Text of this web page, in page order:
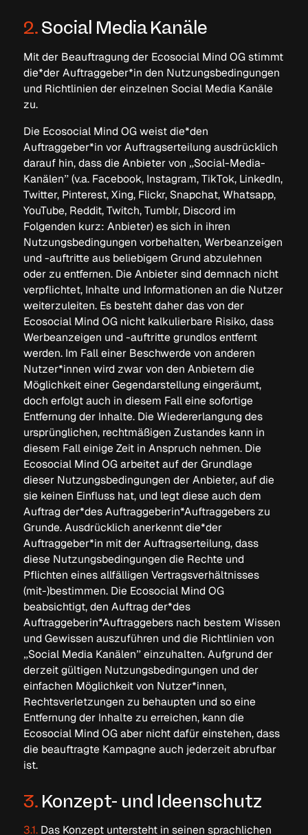
2.Social Media Kanäle
Mit der Beauftragung der Ecosocial Mind OG stimmt
die*der Auftraggeber*in den Nutzungsbedingungen
und Richtlinien der einzelnen Social Media Kanäle
zu.
Die Ecosocial Mind OG weist die*den
Auftraggeber*in vor Auftragserteilung ausdrücklich
darauf hin, dass die Anbieter von „Social-Media-
Kanälen” (v.a. Facebook, Instagram, TikTok, LinkedIn,
Twitter, Pinterest, Xing, Flickr, Snapchat, Whatsapp,
YouTube, Reddit, Twitch, Tumblr, Discord im
Folgenden kurz: Anbieter) es sich in ihren
Nutzungsbedingungen vorbehalten, Werbeanzeigen
und -auftritte aus beliebigem Grund abzulehnen
oder zu entfernen. Die Anbieter sind demnach nicht
verpflichtet, Inhalte und Informationen an die Nutzer
weiterzuleiten. Es besteht daher das von der
Ecosocial Mind OG nicht kalkulierbare Risiko, dass
Werbeanzeigen und -auftritte grundlos entfernt
werden. Im Fall einer Beschwerde von anderen
Nutzer*innen wird zwar von den Anbietern die
Möglichkeit einer Gegendarstellung eingeräumt,
doch erfolgt auch in diesem Fall eine sofortige
Entfernung der Inhalte. Die Wiedererlangung des
ursprünglichen, rechtmäßigen Zustandes kann in
diesem Fall einige Zeit in Anspruch nehmen. Die
Ecosocial Mind OG arbeitet auf der Grundlage
dieser Nutzungsbedingungen der Anbieter, auf die
sie keinen Einfluss hat, und legt diese auch dem
Auftrag der*des Auftraggeberin*Auftraggebers zu
Grunde. Ausdrücklich anerkennt die*der
Auftraggeber*in mit der Auftragserteilung, dass
diese Nutzungsbedingungen die Rechte und
Pflichten eines allfälligen Vertragsverhältnisses
(mit-)bestimmen. Die Ecosocial Mind OG
beabsichtigt, den Auftrag der*des
Auftraggeberin*Auftraggebers nach bestem Wissen
und Gewissen auszuführen und die Richtlinien von
„Social Media Kanälen” einzuhalten. Aufgrund der
derzeit gültigen Nutzungsbedingungen und der
einfachen Möglichkeit von Nutzer*innen,
Rechtsverletzungen zu behaupten und so eine
Entfernung der Inhalte zu erreichen, kann die
Ecosocial Mind OG aber nicht dafür einstehen, dass
die beauftragte Kampagne auch jederzeit abrufbar
ist.
3.Konzept- und Ideenschutz
3.1.Das Konzept untersteht in seinen sprachlichen